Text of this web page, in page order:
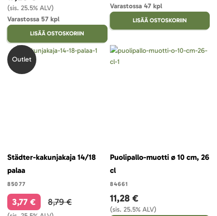
(sis. 25.5% ALV)
Varastossa 57 kpl
LISÄÄ OSTOSKORIIN
Varastossa 47 kpl
LISÄÄ OSTOSKORIIN
Outlet
Städter-kakunjakaja 14/18
palaa
85077
3,77 € 8,79 €
Puolipallo-muotti ø 10 cm, 26
cl
84661
11,28 €
(sis. 25.5% ALV)